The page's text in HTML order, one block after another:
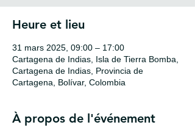
Heure et lieu
31 mars 2025, 09:00 – 17:00
Cartagena de Indias, Isla de Tierra Bomba,
Cartagena de Indias, Provincia de
Cartagena, Bolívar, Colombia
À propos de l'événement